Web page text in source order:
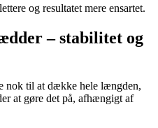
og resultatet mere ensartet.
– stabilitet og
nok til at dække hele længden,
at gøre det på, afhængigt af